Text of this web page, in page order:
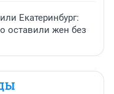
Екатеринбург:
оставили жен без